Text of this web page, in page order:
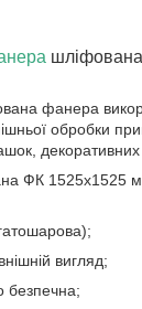
шліфована
фанера
обробки
ФК 1525х1525
вигляд;